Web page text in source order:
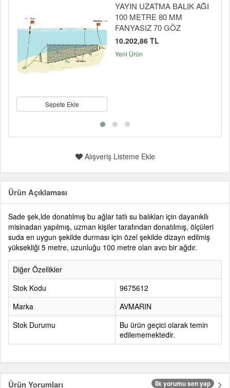
Sepete Ekle
YAYIN UZATMA BALIK AĞI
100 METRE 80 MM
FANYASIZ 70 GÖZ
10.202,86 TL
Yeni Ürün
Alışveriş Listeme Ekle
Ürün Açıklaması
Sade şek,lde donatılmış bu ağlar tatlı su balıkları için dayanıkllı
misinadan yapılmış, uzman kişiler tarafından donatılmış, ölçüleri
suda en uygun şekilde durması için özel şekilde dizayn edilmiş
yüksekliği 5 metre, uzunluğu 100 metre olan avcı bir ağdır.
Diğer Özellikler
Stok Kodu
9675612
Marka
AVMARIN
Stok Durumu
Bu ürün geçici olarak temin
edilememektedir.
Ürün Yorumları İlk yorumu sen yap